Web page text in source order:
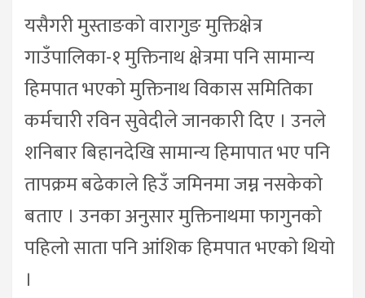
यसैगरी मुस्ताङको वारागुङ मुक्तिक्षेत्र
गाउँपालिका-१ मुक्तिनाथ क्षेत्रमा पनि सामान्य
हिमपात भएको मुक्तिनाथ विकास समितिका
कर्मचारी रविन सुवेदीले जानकारी दिए । उनले
शनिबार बिहानदेखि सामान्य हिमापात भए पनि
तापक्रम बढेकाले हिउँ जमिनमा जम्न नसकेको
बताए । उनका अनुसार मुक्तिनाथमा फागुनको
पहिलो साता पनि आंशिक हिमपात भएको थियो
।